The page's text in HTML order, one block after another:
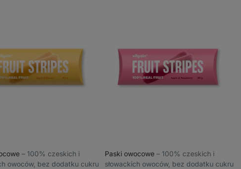
⁠–⁠ 100% czeskich i
owoców, bez dodatku cukru
Paski owocowe ⁠–⁠ 100% czeskich i
słowackich owoców, bez dodatku cukru